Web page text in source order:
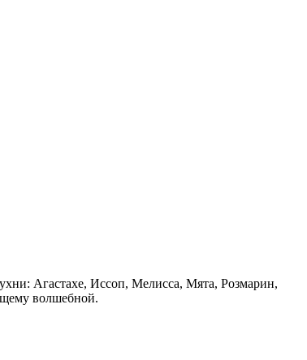
Агастахе, Иссоп, Мелисса, Мята, Розмарин,
волшебной.